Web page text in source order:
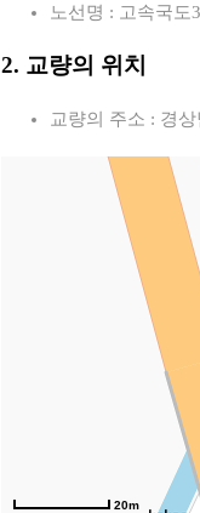
노선명 : 고속국도
2. 교량의 위치
교량의 주소 : 경
20m